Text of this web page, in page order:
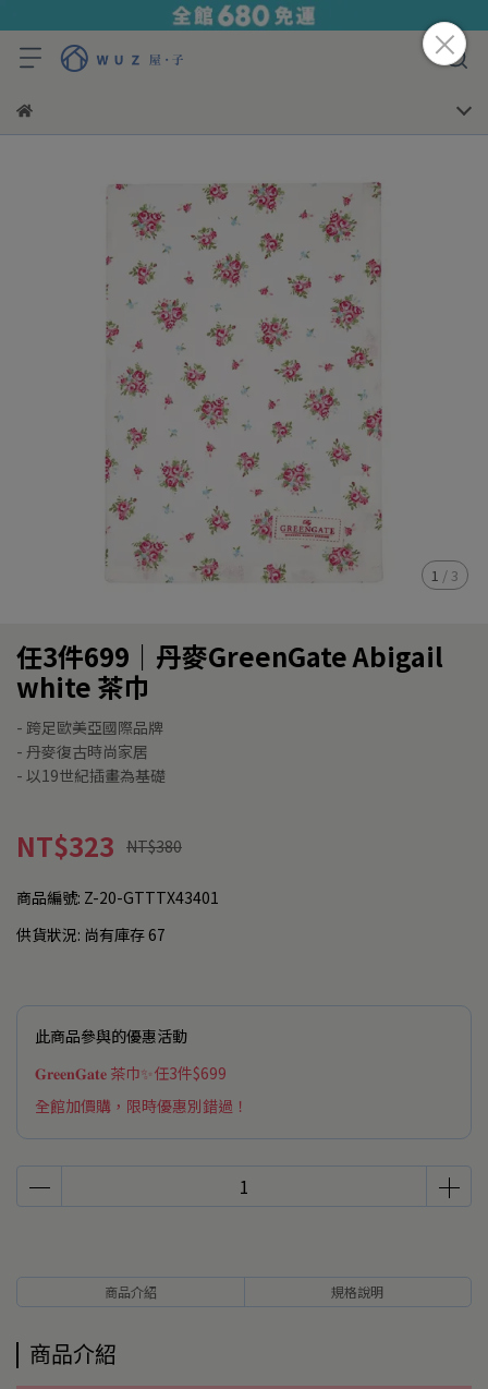
1 / 3
任3件699｜丹麥GreenGate Abigail
white 茶巾
- 跨足歐美亞國際品牌
- 丹麥復古時尚家居
- 以19世紀插畫為基礎
NT$323 NT$380
商品編號: Z-20-GTTTX43401
供貨狀況: 尚有庫存 67
此商品參與的優惠活動
𝐆𝐫𝐞𝐞𝐧𝐆𝐚𝐭𝐞 茶巾✨任3件$699
全館加價購，限時優惠別錯過！
商品介紹 規格說明
商品介紹